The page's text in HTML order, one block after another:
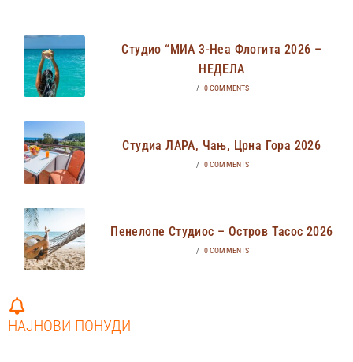
Студио “МИА 3-Неа Флогита 2026 –
НЕДЕЛА
/ 0 COMMENTS
Студиа ЛАРА, Чањ, Црна Гора 2026
/ 0 COMMENTS
Пенелопе Студиос – Остров Тасос 2026
/ 0 COMMENTS
НАЈНОВИ ПОНУДИ